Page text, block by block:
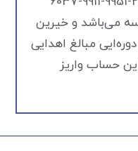
می‌باشد و خیرین
مبالغ اهدایی
حساب واریز